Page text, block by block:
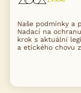
Naše podmínky a
Nadací na
krok s aktuální
a etického chovu